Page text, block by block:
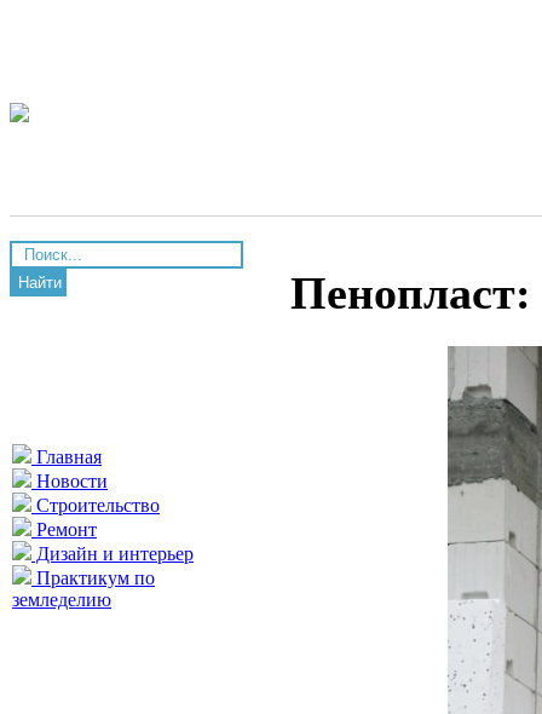
Найти
Главная
Новости
Строительство
Ремонт
Дизайн и интерьер
Практикум по
земледелию